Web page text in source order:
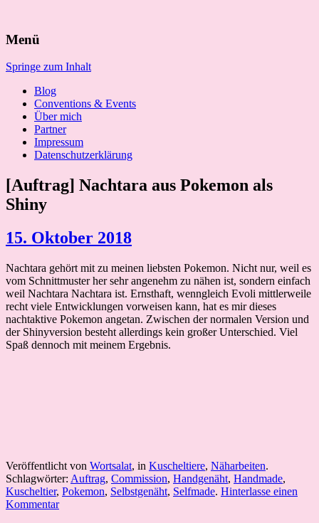
nach:
Menü
Springe zum Inhalt
Blog
Conventions & Events
Über mich
Partner
Impressum
Datenschutzerklärung
[Auftrag] Nachtara aus Pokemon als
Shiny
15. Oktober 2018
Nachtara gehört mit zu meinen liebsten Pokemon. Nicht nur, weil es
vom Schnittmuster her sehr angenehm zu nähen ist, sondern einfach
weil Nachtara Nachtara ist. Ernsthaft, wenngleich Evoli mittlerweile
recht viele Entwicklungen vorweisen kann, hat es mir dieses
nachtaktive Pokemon angetan. Zwischen der normalen Version und
der Shinyversion besteht allerdings kein großer Unterschied. Viel
Spaß dennoch mit meinem Ergebnis.
Veröffentlicht von Wortsalat, in Kuscheltiere, Näharbeiten.
Schlagwörter: Auftrag, Commission, Handgenäht, Handmade,
Kuscheltier, Pokemon, Selbstgenäht, Selfmade. Hinterlasse einen
Kommentar